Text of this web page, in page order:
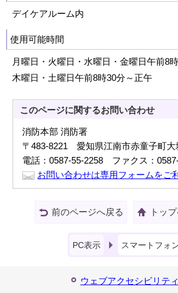
デイケアルーム内
使用可能時間
月曜日・火曜日・水曜日・金曜日午前8
木曜日・土曜日午前8時30分～正午
このページに関するお問い合わせ
消防本部 消防署
〒483-8221 愛知県江南市赤童子町大
電話：0587-55-2258 ファクス：
お問い合わせは専用フォームをご
前のページへ戻る トッ
PC表示 スマートフォ
ウェブアクセシビリテ